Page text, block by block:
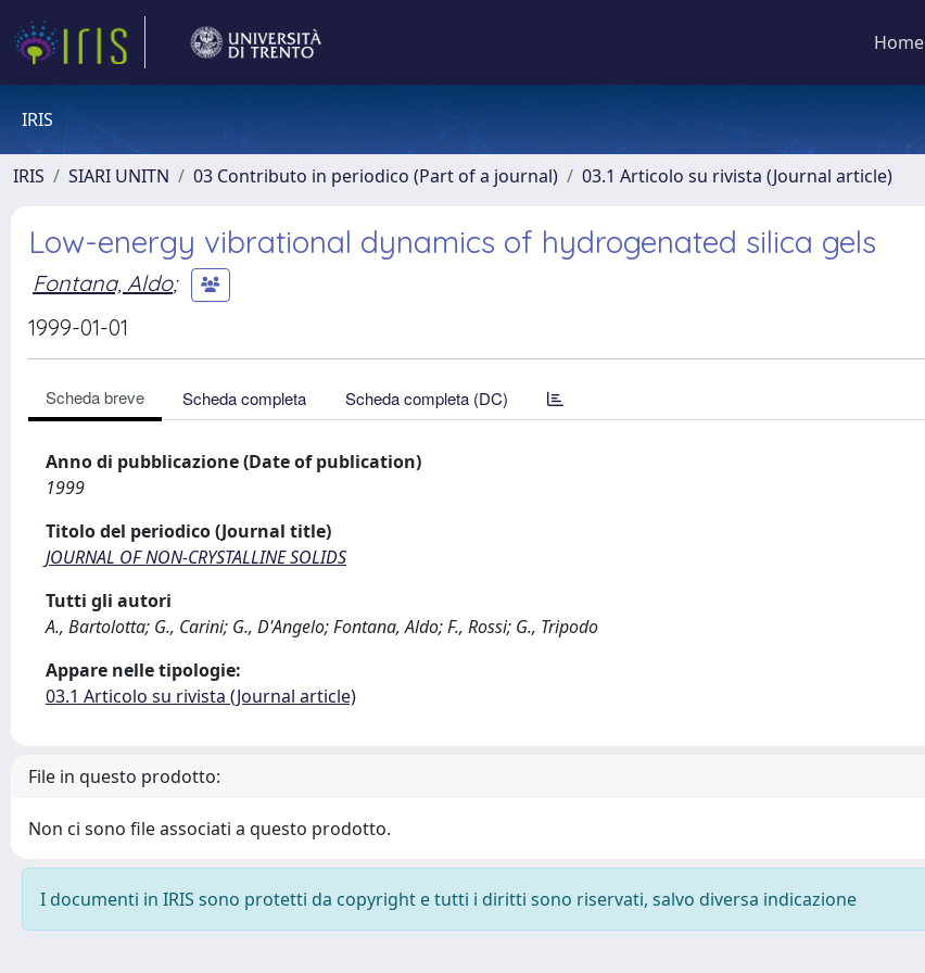
Home
IRIS
IRIS SIARI UNITN 03 Contributo in periodico (Part of a journal) 03.1 Articolo su rivista (Journal article)
Low-energy vibrational dynamics of hydrogenated silica gels
Fontana, Aldo;
1999-01-01
Scheda breve Scheda completa Scheda completa (DC)
Anno di pubblicazione (Date of publication)
1999
Titolo del periodico (Journal title)
JOURNAL OF NON-CRYSTALLINE SOLIDS
Tutti gli autori
A., Bartolotta; G., Carini; G., D'Angelo; Fontana, Aldo; F., Rossi; G., Tripodo
Appare nelle tipologie:
03.1 Articolo su rivista (Journal article)
File in questo prodotto:
Non ci sono file associati a questo prodotto.
I documenti in IRIS sono protetti da copyright e tutti i diritti sono riservati, salvo diversa indicazione